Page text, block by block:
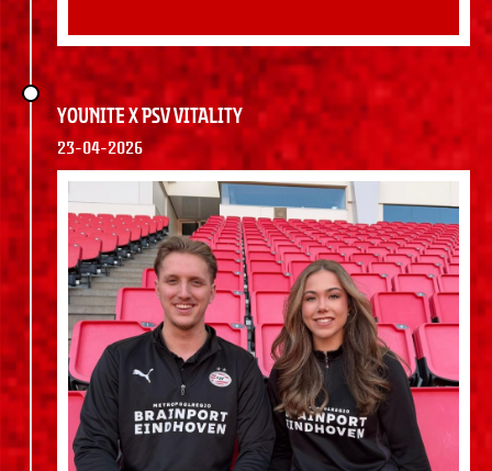
YOUNITE x PSV VITALITY
23-04-2026